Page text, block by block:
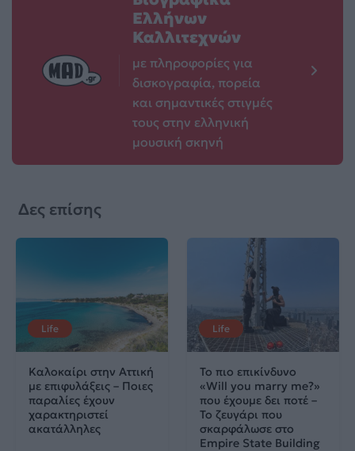
Ελλήνων
Καλλιτεχνών
με πληροφορίες για
δισκογραφία, πορεία
και σημαντικές στιγμές
τους στην ελληνική
μουσική σκηνή
Δες επίσης
Life
Καλοκαίρι στην Αττική
με επιφυλάξεις – Ποιες
παραλίες έχουν
χαρακτηριστεί
ακατάλληλες
Life
Το πιο επικίνδυνο
«Will you marry me?»
που έχουμε δει ποτέ –
Το ζευγάρι που
σκαρφάλωσε στο
Empire State Building